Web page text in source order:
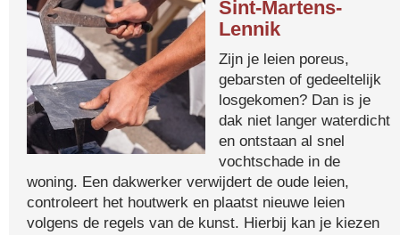
Sint-Martens-
Lennik
Zijn je leien poreus,
gebarsten of gedeeltelijk
losgekomen? Dan is je
dak niet langer waterdicht
en ontstaan al snel
vochtschade in de
woning. Een dakwerker verwijdert de oude leien,
controleert het houtwerk en plaatst nieuwe leien
volgens de regels van de kunst. Hierbij kan je kiezen